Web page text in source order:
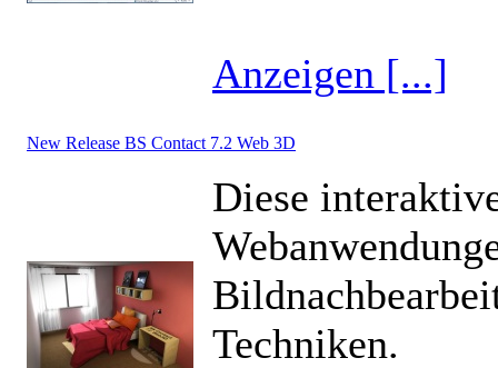
Anzeigen [...]
New Release BS Contact 7.2 Web 3D
Diese
Techniken.